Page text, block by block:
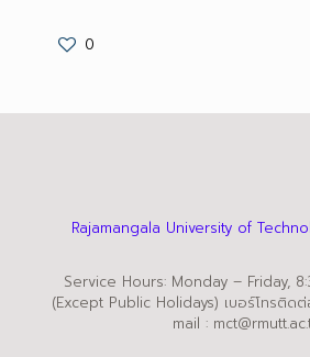
0
Rajamangala University of
Service Hours: Monday – Friday,
(Except Public Holidays) เบอร์โทรติ
mail :